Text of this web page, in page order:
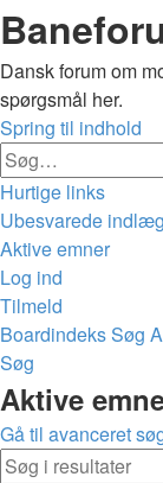
Dansk forum om
spørgsmål her.
Spring til indhold
Hurtige links
Ubesvarede indlæg
Aktive emner
Log ind
Tilmeld
BoardindeksSøg
Søg
Aktive
Gå til avanceret